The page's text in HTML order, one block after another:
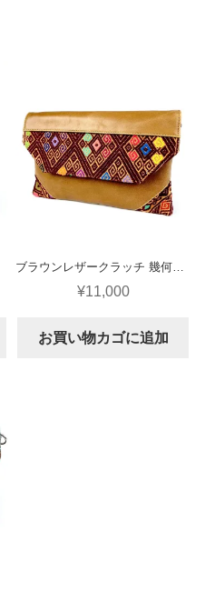
ブラウンレザークラッチ 幾何学柄【01】
¥11,000
お買い物カゴに追加